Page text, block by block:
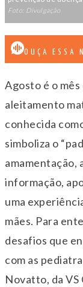
Foto: Divulgação
OUÇA ESSA
Agosto é o
aleitamento
conhecida
simboliza o
amamentação,
informação,
uma
mães. Para
desafios que
com as
Novatto, da VS